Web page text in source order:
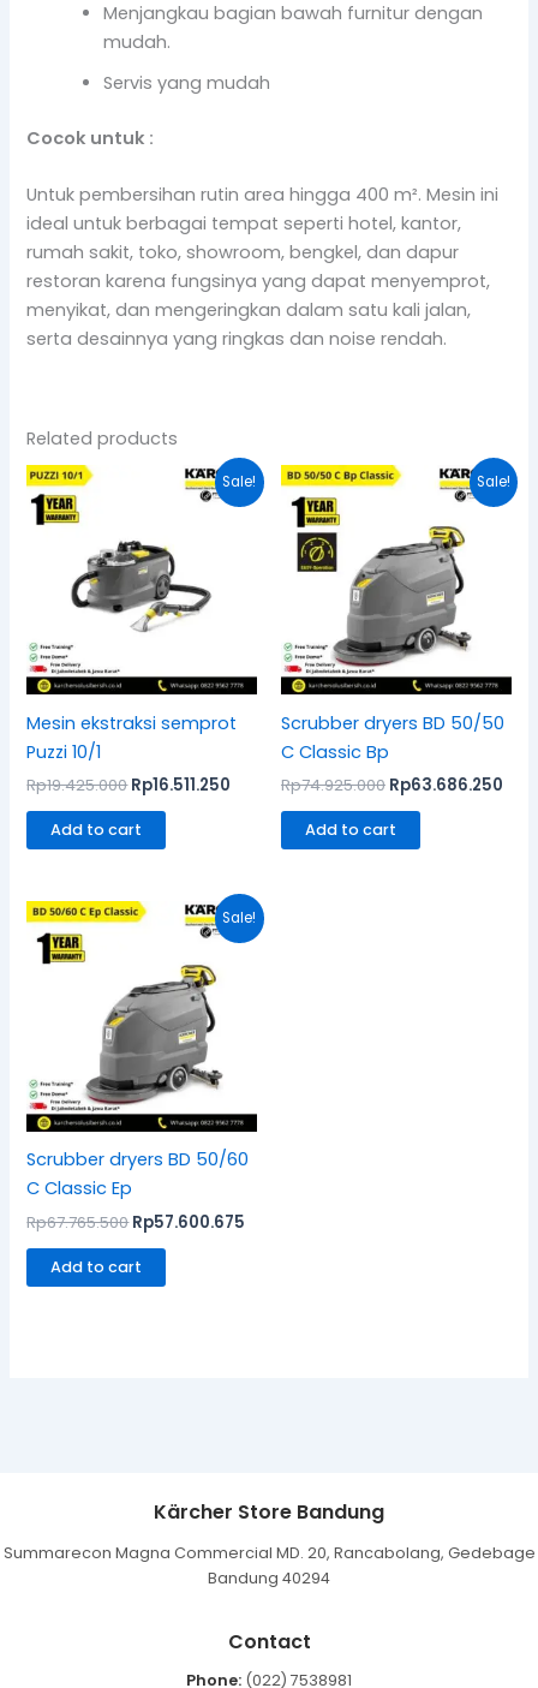
Menjangkau bagian bawah furnitur dengan
mudah.
Servis yang mudah
Cocok untuk :
Untuk pembersihan rutin area hingga 400 m². Mesin ini
ideal untuk berbagai tempat seperti hotel, kantor,
rumah sakit, toko, showroom, bengkel, dan dapur
restoran karena fungsinya yang dapat menyemprot,
menyikat, dan mengeringkan dalam satu kali jalan,
serta desainnya yang ringkas dan noise rendah.
Related products
Sale!
Mesin ekstraksi semprot
Puzzi 10/1
Rp19.425.000
Original
Rp19.425.000.
Rp16.511.250
Current
price
is:
Rp16.511.250.
Add to cart
Sale!
Scrubber dryers BD 50/50
C Classic Bp
Rp74.925.000
Original
price
Rp74.925.000.
Rp63.686.250
Add to cart
Sale!
Scrubber dryers BD 50/60
C Classic Ep
Rp67.765.500
Original
price
Rp67.765.500.
Rp57.600.675
Current
price
is:
Add to cart
Kärcher Store Bandung
Summarecon Magna Commercial MD. 20, Rancabolang, Gedebage
Bandung 40294
Contact
Phone: (022) 7538981